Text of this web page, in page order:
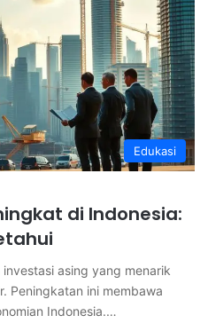
Edukasi
di Indonesia:
asing yang menarik
Peningkatan ini membawa
Indonesia.…